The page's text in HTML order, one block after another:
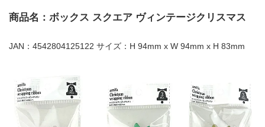
商品名：ボックス スクエア ヴィンテージクリスマス
JAN：4542804125122 サイズ：H 94mm x W 94mm x H 83mm